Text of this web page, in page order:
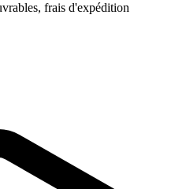
frais d'expédition